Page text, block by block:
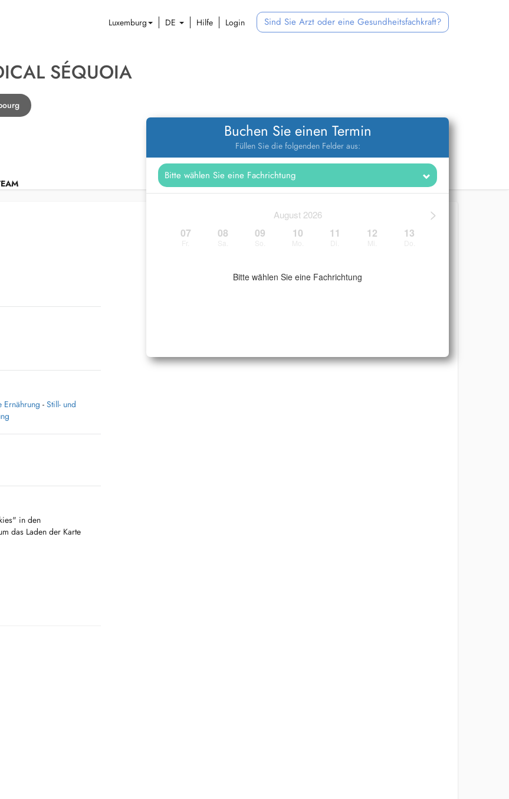
Luxemburg DE Hilfe Login Sind Sie Arzt oder eine Gesundheitsfachkraft?
SÉQUOIA
Buchen Sie einen Termin
Füllen Sie die folgenden Felder aus:
>
August 2026
07 08 09 10 11 12 13
Bitte wählen Sie eine Fachrichtung
Ernährung - Still- und
in den
das Laden der Karte